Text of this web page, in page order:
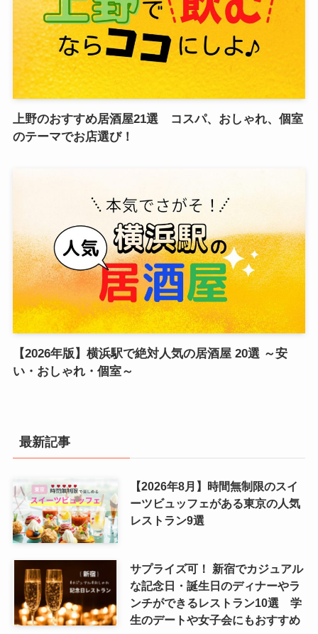
上野のおすすめ居酒屋21選 コスパ、おしゃれ、個室
のテーマでお店選び！
【2026年版】横浜駅で絶対人気の居酒屋 20選 ～安
い・おしゃれ・個室～
最新記事
【2026年8月】時間無制限のスイ
ーツビュッフェがある東京の人気
レストラン9選
サプライズ可！ 新宿でカジュアル
な記念日・誕生日のディナーやラ
ンチができるレストラン10選 学
生のデートや女子会にもおすすめ